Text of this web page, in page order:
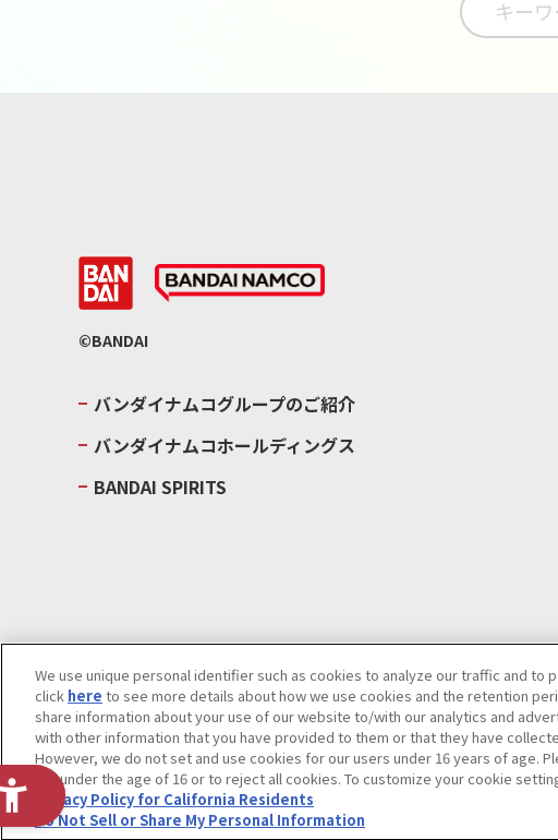
©BANDAI
バンダイナムコグループのご紹介
バンダイナムコホールディングス
BANDAI SPIRITS
ウェブサイトご利用条件ソーシャルメディアポリシー個人情報及び特定個人
Do Not Sell or Share My Personal Information著作権・商標についてカスタ
We use unique personal identifier such as cookies to analyze our traffic and to
click here to see more details about how we use cookies and the retention
share information about your use of our website to/with our analytics and
with other information that you have provided to them or that they have
However, we do not set and use cookies for our users under 16 years of age.
are under the age of 16 or to reject all cookies. To customize your cookie
Privacy Policy for California Residents
Do Not Sell or Share My Personal Information